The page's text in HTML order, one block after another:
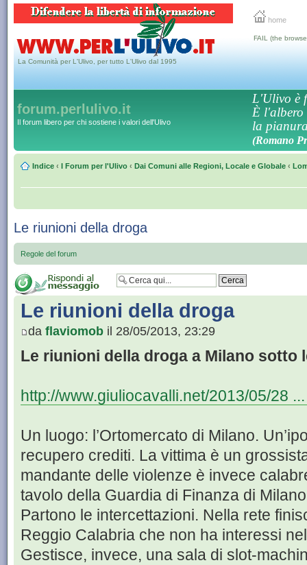
home
La Comunità per L'Ulivo, per tutto L'Ulivo dal 1995
FAIL (the
forum.perlulivo.it
Il forum libero per chi sostiene i valori dell'Ulivo
L'Ulivo è
È l'albero
la
(Romano
Indice ‹ I Forum per l'Ulivo ‹ Dai Comuni alle Regioni, Locale e Globale ‹
Le riunioni della droga
Regole del forum
Le riunioni della droga
da flaviomob il 28/05/2013, 23:29
Le riunioni della droga a Milano sotto
http://www.giuliocavalli.net/2013/05/28
Un luogo: l’Ortomercato di Milano.
recupero crediti. La vittima è un
mandante delle violenze è invece
tavolo della Guardia di Finanza di
Partono le intercettazioni. Nella rete
Reggio Calabria che non ha interessi
Gestisce, invece, una sala di slot-